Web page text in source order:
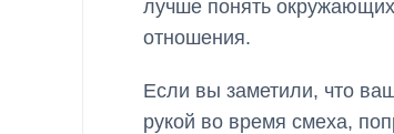
лучше понять
отношения.
Если вы заметили, что
рукой во время смеха,